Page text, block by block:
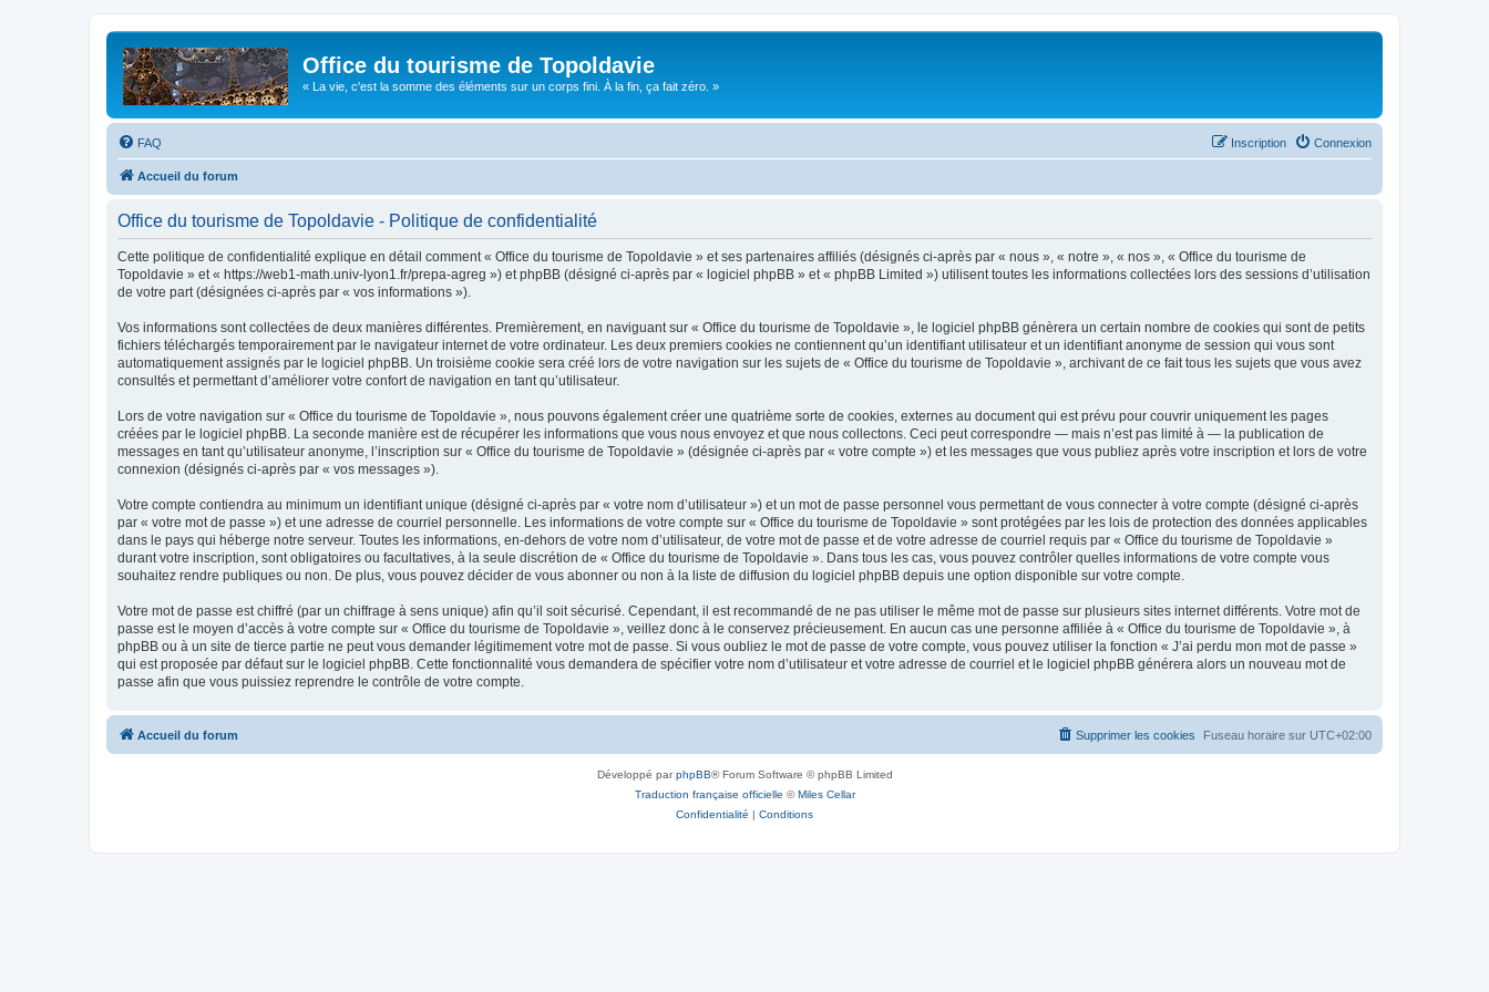
Office du tourisme de Topoldavie
« La vie, c'est la somme des éléments sur un corps fini. À la fin, ça fait zéro. »
FAQ Connexion
Inscription
Accueil du forum
Office du tourisme de Topoldavie - Politique de confidentialité
Cette politique de confidentialité explique en détail comment « Office du tourisme de Topoldavie » et ses partenaires affiliés (désignés ci-après par « nous », « notre », « nos », « Office du tourisme de
Topoldavie » et « https://web1-math.univ-lyon1.fr/prepa-agreg ») et phpBB (désigné ci-après par « logiciel phpBB » et « phpBB Limited ») utilisent toutes les informations collectées lors des sessions d’utilisation
de votre part (désignées ci-après par « vos informations »).
Vos informations sont collectées de deux manières différentes. Premièrement, en naviguant sur « Office du tourisme de Topoldavie », le logiciel phpBB génèrera un certain nombre de cookies qui sont de petits
fichiers téléchargés temporairement par le navigateur internet de votre ordinateur. Les deux premiers cookies ne contiennent qu’un identifiant utilisateur et un identifiant anonyme de session qui vous sont
automatiquement assignés par le logiciel phpBB. Un troisième cookie sera créé lors de votre navigation sur les sujets de « Office du tourisme de Topoldavie », archivant de ce fait tous les sujets que vous avez
consultés et permettant d’améliorer votre confort de navigation en tant qu’utilisateur.
Lors de votre navigation sur « Office du tourisme de Topoldavie », nous pouvons également créer une quatrième sorte de cookies, externes au document qui est prévu pour couvrir uniquement les pages
créées par le logiciel phpBB. La seconde manière est de récupérer les informations que vous nous envoyez et que nous collectons. Ceci peut correspondre — mais n’est pas limité à — la publication de
messages en tant qu’utilisateur anonyme, l’inscription sur « Office du tourisme de Topoldavie » (désignée ci-après par « votre compte ») et les messages que vous publiez après votre inscription et lors de votre
connexion (désignés ci-après par « vos messages »).
Votre compte contiendra au minimum un identifiant unique (désigné ci-après par « votre nom d’utilisateur ») et un mot de passe personnel vous permettant de vous connecter à votre compte (désigné ci-après
par « votre mot de passe ») et une adresse de courriel personnelle. Les informations de votre compte sur « Office du tourisme de Topoldavie » sont protégées par les lois de protection des données applicables
dans le pays qui héberge notre serveur. Toutes les informations, en-dehors de votre nom d’utilisateur, de votre mot de passe et de votre adresse de courriel requis par « Office du tourisme de Topoldavie »
durant votre inscription, sont obligatoires ou facultatives, à la seule discrétion de « Office du tourisme de Topoldavie ». Dans tous les cas, vous pouvez contrôler quelles informations de votre compte vous
souhaitez rendre publiques ou non. De plus, vous pouvez décider de vous abonner ou non à la liste de diffusion du logiciel phpBB depuis une option disponible sur votre compte.
Votre mot de passe est chiffré (par un chiffrage à sens unique) afin qu’il soit sécurisé. Cependant, il est recommandé de ne pas utiliser le même mot de passe sur plusieurs sites internet différents. Votre mot de
passe est le moyen d’accès à votre compte sur « Office du tourisme de Topoldavie », veillez donc à le conservez précieusement. En aucun cas une personne affiliée à « Office du tourisme de Topoldavie », à
phpBB ou à un site de tierce partie ne peut vous demander légitimement votre mot de passe. Si vous oubliez le mot de passe de votre compte, vous pouvez utiliser la fonction « J’ai perdu mon mot de passe »
qui est proposée par défaut sur le logiciel phpBB. Cette fonctionnalité vous demandera de spécifier votre nom d’utilisateur et votre adresse de courriel et le logiciel phpBB générera alors un nouveau mot de
passe afin que vous puissiez reprendre le contrôle de votre compte.
Accueil du forum Fuseau horaire sur UTC+02:00
Supprimer les cookies
Développé parphpBB® Forum Software © phpBB Limited
Traduction française officielle ©Miles Cellar
Confidentialité | Conditions